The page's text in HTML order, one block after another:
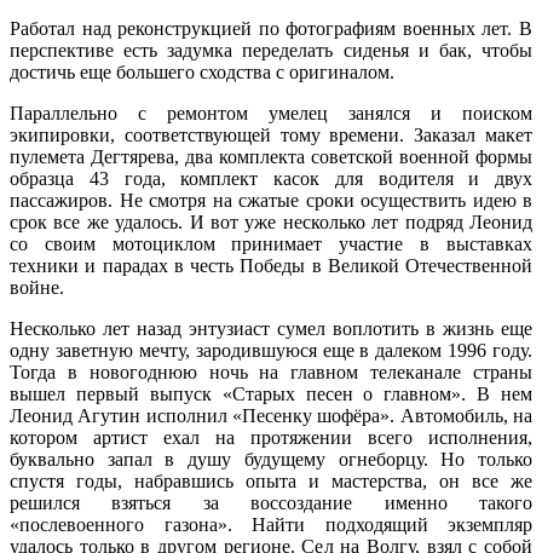
Работал над реконструкцией по фотографиям военных лет. В
перспективе есть задумка переделать сиденья и бак, чтобы
достичь еще большего сходства с оригиналом.
Параллельно с ремонтом умелец занялся и поиском
экипировки, соответствующей тому времени. Заказал макет
пулемета Дегтярева, два комплекта советской военной формы
образца 43 года, комплект касок для водителя и двух
пассажиров. Не смотря на сжатые сроки осуществить идею в
срок все же удалось. И вот уже несколько лет подряд Леонид
со своим мотоциклом принимает участие в выставках
техники и парадах в честь Победы в Великой Отечественной
войне.
Несколько лет назад энтузиаст сумел воплотить в жизнь еще
одну заветную мечту, зародившуюся еще в далеком 1996 году.
Тогда в новогоднюю ночь на главном телеканале страны
вышел первый выпуск «Старых песен о главном». В нем
Леонид Агутин исполнил «Песенку шофёра». Автомобиль, на
котором артист ехал на протяжении всего исполнения,
буквально запал в душу будущему огнеборцу. Но только
спустя годы, набравшись опыта и мастерства, он все же
решился взяться за воссоздание именно такого
«послевоенного газона». Найти подходящий экземпляр
удалось только в другом регионе. Сел на Волгу, взял с собой